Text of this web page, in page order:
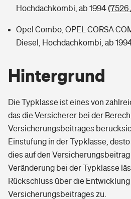
Hochdachkombi, ab 1994(7526
Opel Combo, OPEL CORSA
Diesel, Hochdachkombi, ab
Hintergrund
Die Typklasse ist eines von
das die Versicherer bei der
Versicherungsbeitrages
Einstufung in der Typklasse,
dies auf den
Veränderung bei der Typklasse
Rückschluss über die
Versicherungsbeitrages zu.